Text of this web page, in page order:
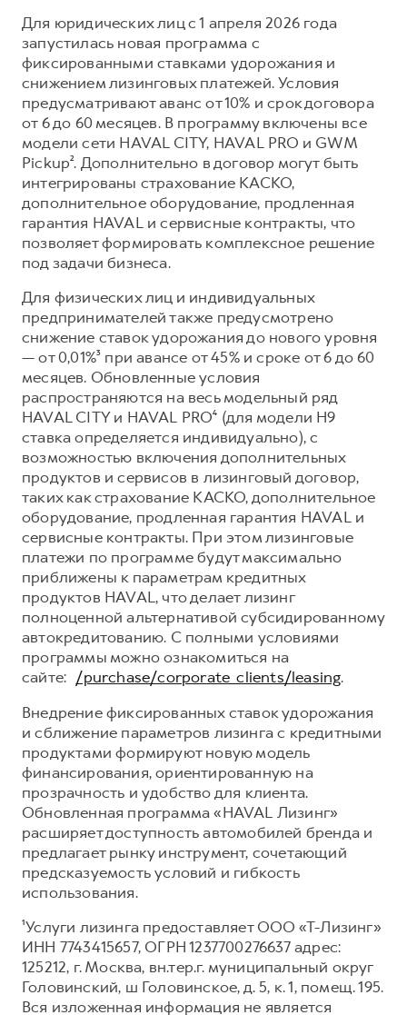
Для юридических лиц с 1 апреля 2026 года
запустилась новая программа с
фиксированными ставками удорожания и
снижением лизинговых платежей. Условия
предусматривают аванс от 10% и срок договора
от 6 до 60 месяцев. В программу включены все
модели сети HAVAL CITY, HAVAL PRO и GWM
Pickup². Дополнительно в договор могут быть
интегрированы страхование КАСКО,
дополнительное оборудование, продленная
гарантия HAVAL и сервисные контракты, что
позволяет формировать комплексное решение
под задачи бизнеса.
Для физических лиц и индивидуальных
предпринимателей также предусмотрено
снижение ставок удорожания до нового уровня
— от 0,01%³ при авансе от 45% и сроке от 6 до 60
месяцев. Обновленные условия
распространяются на весь модельный ряд
HAVAL CITY и HAVAL PRO⁴ (для модели Н9
ставка определяется индивидуально), с
возможностью включения дополнительных
продуктов и сервисов в лизинговый договор,
таких как страхование КАСКО, дополнительное
оборудование, продленная гарантия HAVAL и
сервисные контракты. При этом лизинговые
платежи по программе будут максимально
приближены к параметрам кредитных
продуктов HAVAL, что делает лизинг
полноценной альтернативой субсидированному
автокредитованию. С полными условиями
программы можно ознакомиться на
сайте: /purchase/corporate_clients/leasing.
Внедрение фиксированных ставок удорожания
и сближение параметров лизинга с кредитными
продуктами формируют новую модель
финансирования, ориентированную на
прозрачность и удобство для клиента.
Обновленная программа «HAVAL Лизинг»
расширяет доступность автомобилей бренда и
предлагает рынку инструмент, сочетающий
предсказуемость условий и гибкость
использования.
¹Услуги лизинга предоставляет ООО «Т-Лизинг»
ИНН 7743415657, ОГРН 1237700276637 адрес:
125212, г. Москва, вн.тер.г. муниципальный округ
Головинский, ш Головинское, д. 5, к. 1, помещ. 195.
Вся изложенная информация не является